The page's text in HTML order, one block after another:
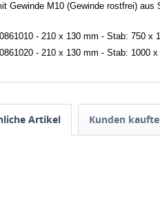
Gewinde M10 (Gewinde rostfrei) aus
- 210 x 130 mm - Stab: 750 x
- 210 x 130 mm - Stab: 1000
Artikel Kunden